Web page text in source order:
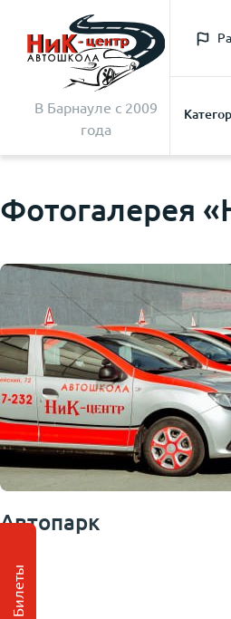
Билеты
В Барнауле с 2009
года
Фотогалерея
Автопарк